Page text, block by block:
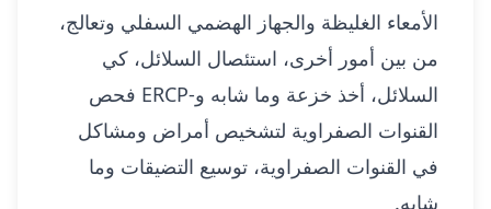
الأمعاء الغليظة والجهاز الهضمي السفلي وتعالج،
من بين أمور أخرى، استئصال السلائل، كي
السلائل، أخذ خزعة وما شابه و-ERCP فحص
القنوات الصفراوية لتشخيص أمراض ومشاكل
في القنوات الصفراوية، توسيع التضيقات وما
شابه.